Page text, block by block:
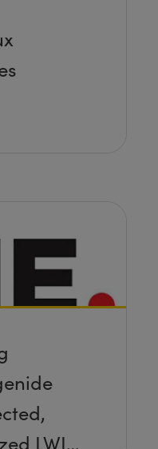
LWIR